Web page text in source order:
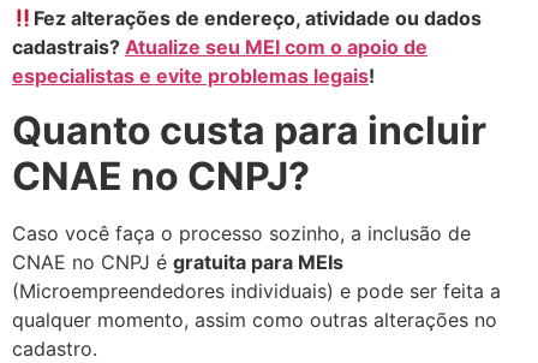
Fez alterações de endereço, atividade ou dados
cadastrais? Atualize seu MEI com o apoio de
especialistas e evite problemas legais!
Quanto custa para incluir
CNAE no CNPJ?
Caso você faça o processo sozinho, a inclusão de
CNAE no CNPJ é gratuita para MEIs
(Microempreendedores individuais) e pode ser feita a
qualquer momento, assim como outras alterações no
cadastro.